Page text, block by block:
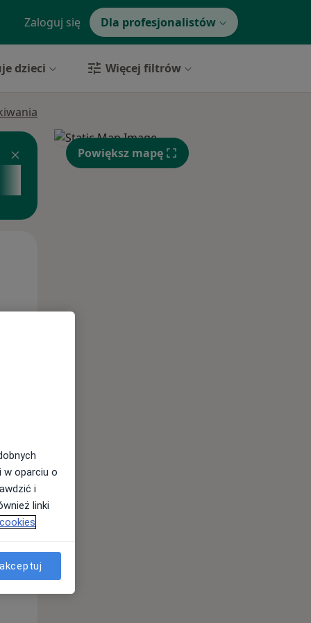
Zaloguj się Dla profesjonalistów
dzieci Więcej filtrów
Wt,
11 Sie
Powiększ mapę
w oparciu o
i
linki